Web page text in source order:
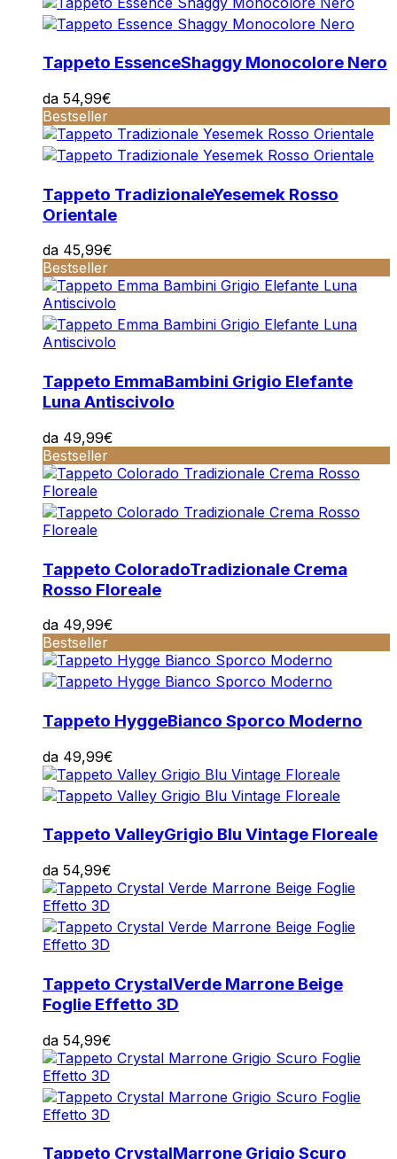
Tappeto EssenceShaggy Monocolore Nero
da 54,99€
Bestseller
Tappeto TradizionaleYesemek Rosso
Orientale
da 45,99€
Bestseller
Tappeto EmmaBambini Grigio Elefante
Luna Antiscivolo
da 49,99€
Bestseller
Tappeto ColoradoTradizionale Crema
Rosso Floreale
da 49,99€
Bestseller
Tappeto HyggeBianco Sporco Moderno
da 49,99€
Tappeto ValleyGrigio Blu Vintage Floreale
da 54,99€
Tappeto CrystalVerde Marrone Beige
Foglie Effetto 3D
da 54,99€
Tappeto CrystalMarrone Grigio Scuro